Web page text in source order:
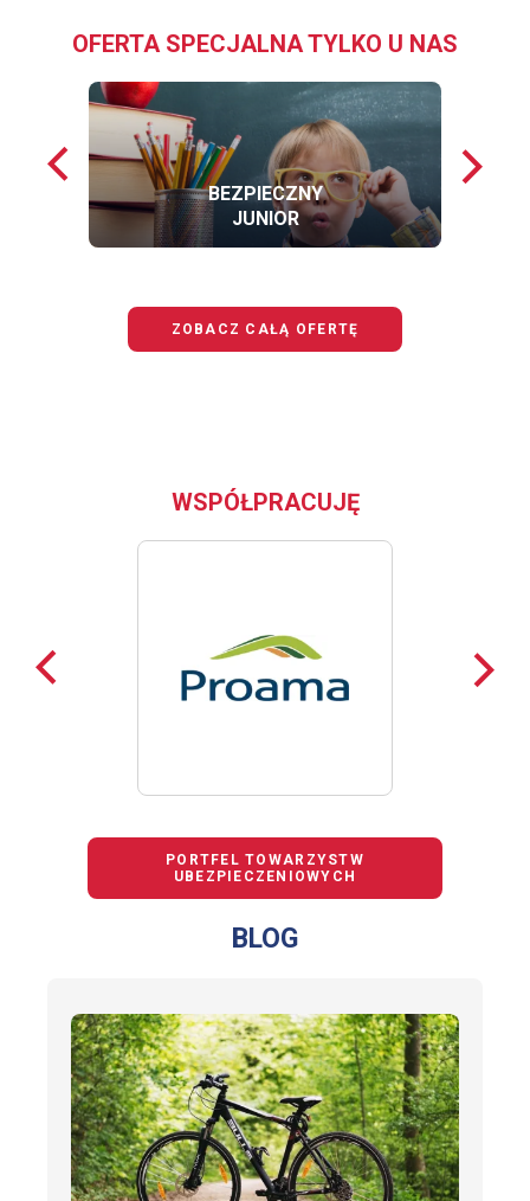
OFERTA SPECJALNA TYLKO U NAS
Poprzednie
loga
BEZPIECZNY
JUNIOR
loga
ZOBACZ CAŁĄ OFERTĘ
WSPÓŁPRACUJĘ
Poprzednie
loga
loga
PORTFEL TOWARZYSTW
UBEZPIECZENIOWYCH
BLOG